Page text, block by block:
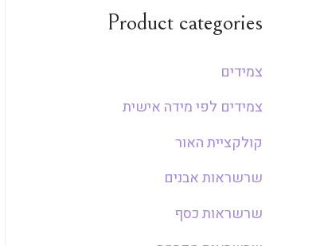
Product categories
צמידים
צמידים לפי מידה אישית
קולקציית האור
שרשראות אבנים
שרשראות כסף